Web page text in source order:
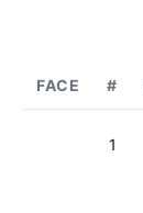
FACE #
1